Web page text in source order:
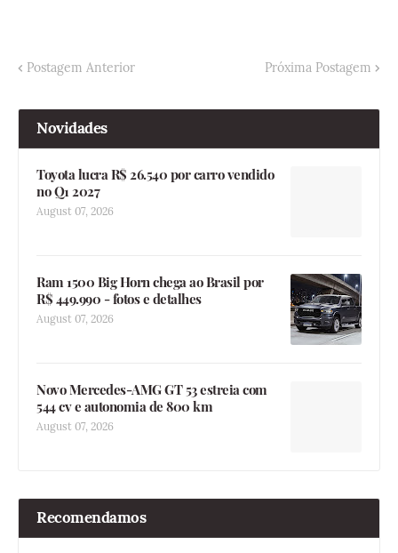
Postagem Anterior Próxima Postagem
Novidades
Toyota lucra R$ 26.540 por carro vendido
no Q1 2027
August 07, 2026
Ram 1500 Big Horn chega ao Brasil por
R$ 449.990 - fotos e detalhes
August 07, 2026
Novo Mercedes-AMG GT 53 estreia com
544 cv e autonomia de 800 km
August 07, 2026
Recomendamos